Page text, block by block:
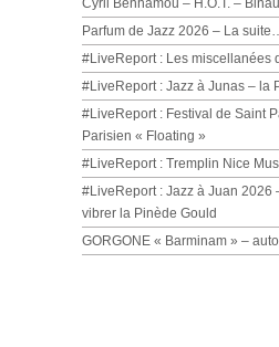
Cyril Benhamou – H.O.T. –
Parfum de Jazz 2026 – La
#LiveReport : Les miscellanées
#LiveReport : Jazz à Junas – la
#LiveReport : Festival de Saint
Parisien « Floating »
#LiveReport : Tremplin Nice
#LiveReport : Jazz à Juan 2026
vibrer la Pinède Gould
GORGONE « Barminam » –